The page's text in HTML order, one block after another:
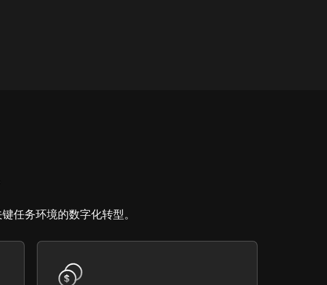
任务环境的数字化转型。